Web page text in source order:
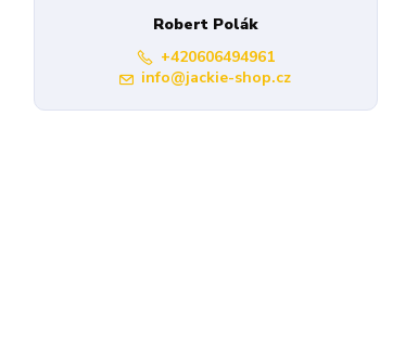
Robert Polák
+420606494961
info@jackie-shop.cz